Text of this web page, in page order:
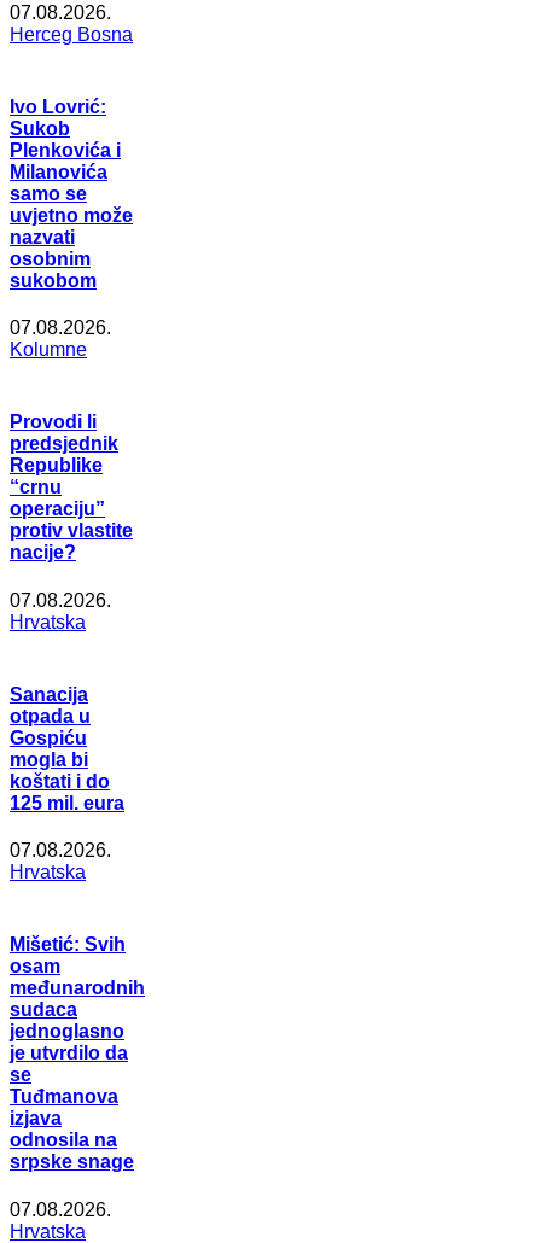
07.08.2026.
Herceg Bosna
Ivo Lovrić:
Sukob
Plenkovića i
Milanovića
samo se
uvjetno može
nazvati
osobnim
sukobom
07.08.2026.
Kolumne
Provodi li
predsjednik
Republike
“crnu
operaciju”
protiv vlastite
nacije?
07.08.2026.
Hrvatska
Sanacija
otpada u
Gospiću
mogla bi
koštati i do
125 mil. eura
07.08.2026.
Hrvatska
Mišetić: Svih
osam
međunarodnih
sudaca
jednoglasno
je utvrdilo da
se
Tuđmanova
izjava
odnosila na
srpske snage
07.08.2026.
Hrvatska